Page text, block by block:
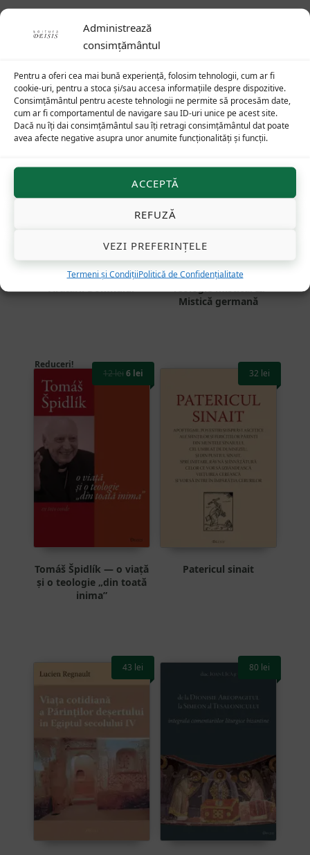
Administrează
consimțământul
Pentru a oferi cea mai bună experiență, folosim tehnologii, cum ar fi
cookie-uri, pentru a stoca și/sau accesa informațiile despre dispozitive.
Consimțământul pentru aceste tehnologii ne permite să procesăm date,
cum ar fi comportamentul de navigare sau ID-uri unice pe acest site.
Dacă nu îți dai consimțământul sau îți retragi consimțământul dat poate
avea afecte negative asupra unor anumite funcționalități și funcții.
ACCEPTĂ
REFUZĂ
VEZI PREFERINȚELE
Termeni și CondițiiPolitică de Confidențialitate
Produse similare
Imnele Nașterii și
32lei
Cursurile de mistică: I.
Mistică germană
101lei
Reduceri!
Tomáš Špidlík — o viață
și o teologie „din toată
inima”
12lei Prețul
inițial
6 leiPrețul
curent
Patericul sinait
32 lei
43 lei 80 lei